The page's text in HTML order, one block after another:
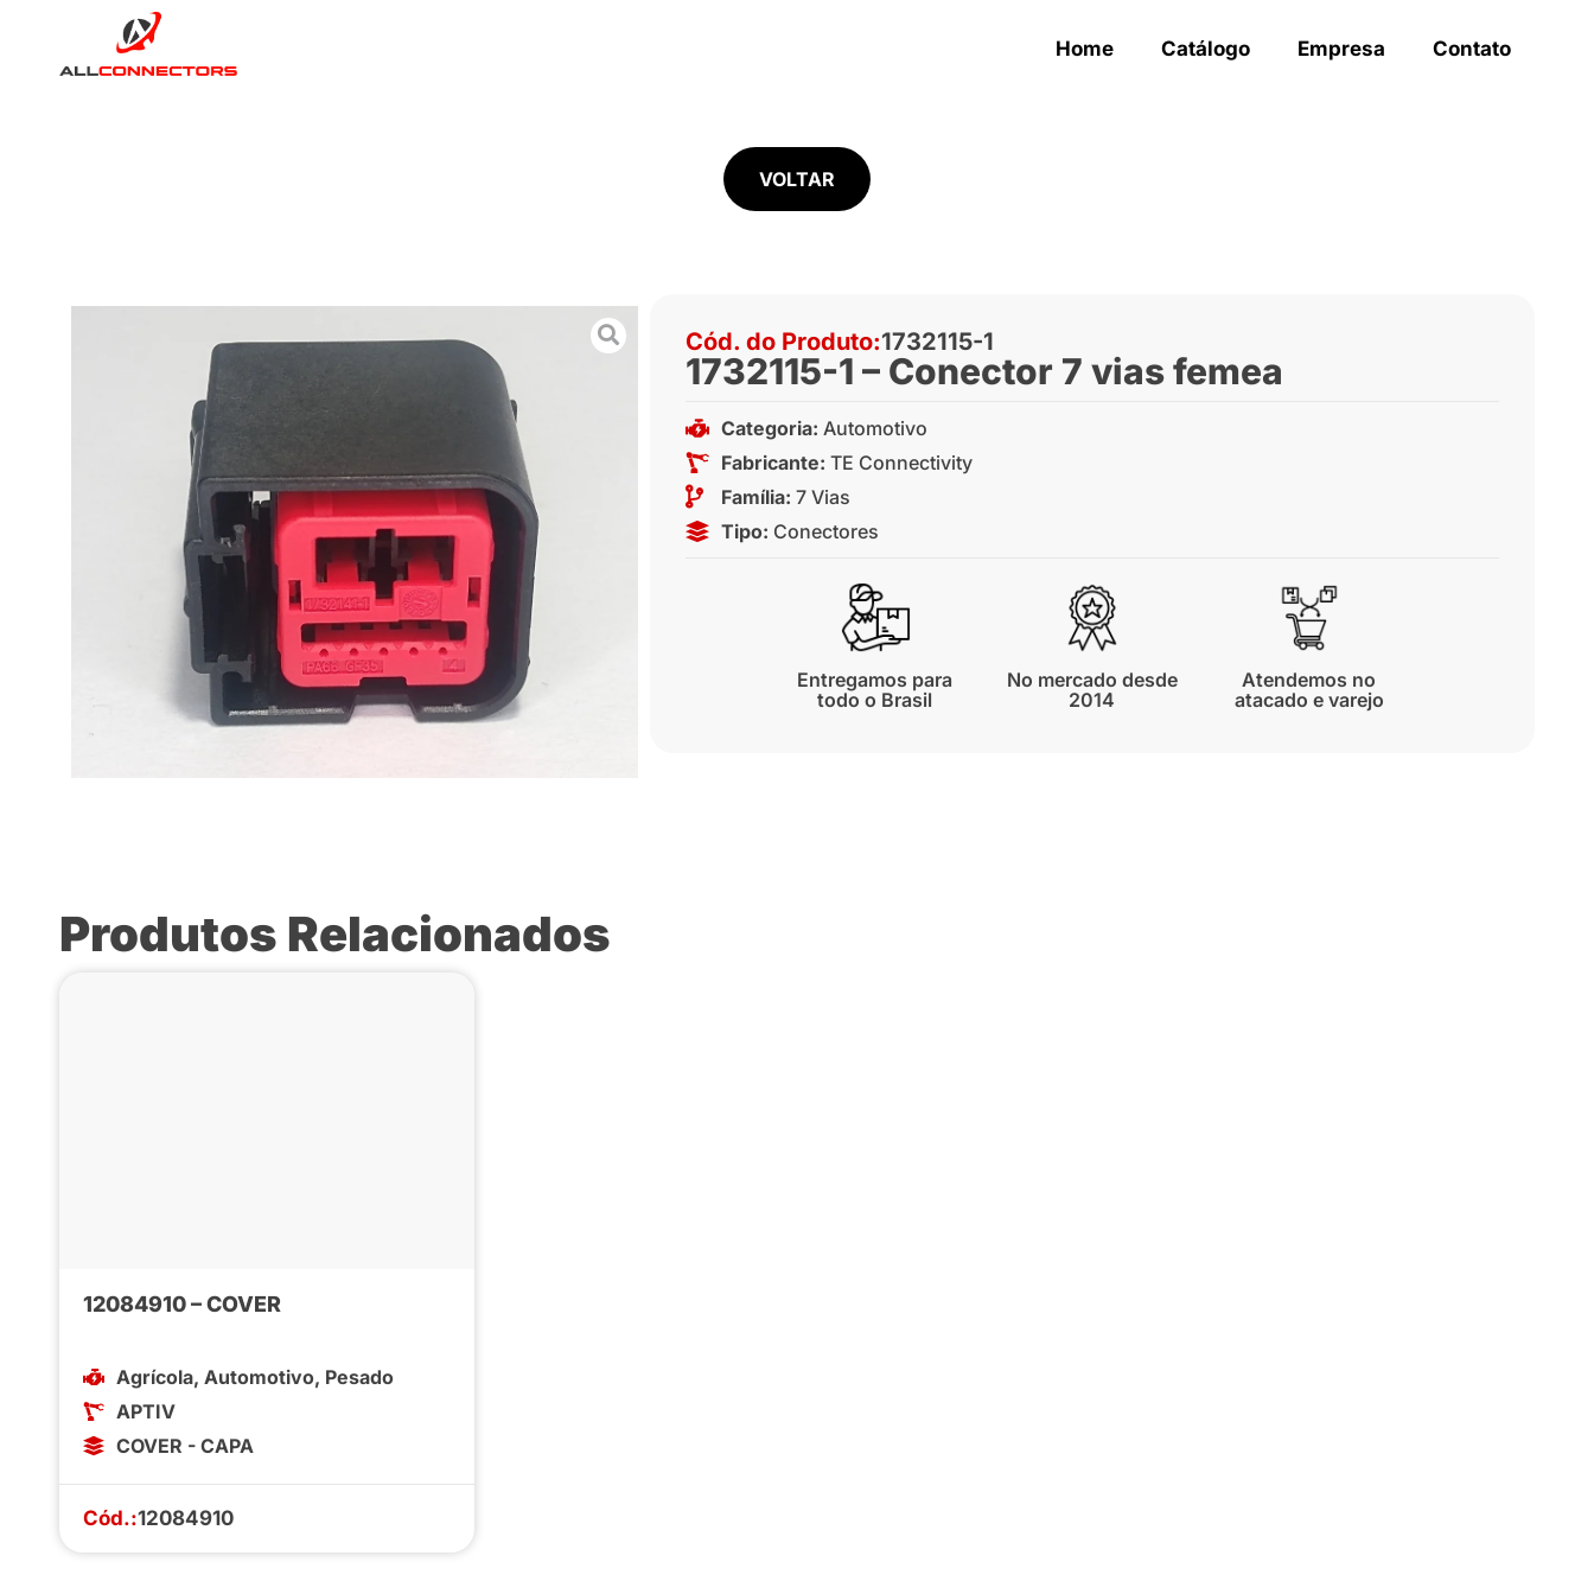
Home Catálogo Empresa Contato
VOLTAR
Cód. do Produto:1732115-1
1732115-1 – Conector 7 vias femea
Categoria: Automotivo
Fabricante: TE Connectivity
Família: 7 Vias
Tipo: Conectores
Entregamos para
todo o Brasil
No mercado desde
2014
Atendemos no
atacado e varejo
Produtos Relacionados
12084910 – COVER
Agrícola, Automotivo, Pesado
APTIV
COVER - CAPA
Cód.:12084910